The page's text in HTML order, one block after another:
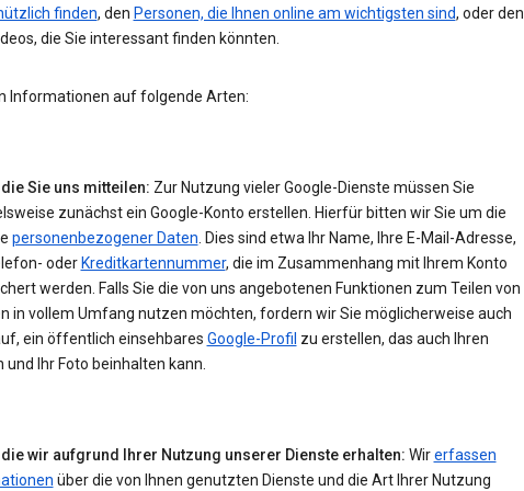
finden, den Personen, die Ihnen online am wichtigsten sind, oder den
die Sie interessant finden könnten.
Informationen auf folgende Arten:
die Sie uns mitteilen: Zur Nutzung vieler Google-Dienste müssen Sie
zunächst ein Google-Konto erstellen. Hierfür bitten wir Sie um die
personenbezogener Daten. Dies sind etwa Ihr Name, Ihre E-Mail-Adresse,
oder Kreditkartennummer, die im Zusammenhang mit Ihrem Konto
werden. Falls Sie die von uns angebotenen Funktionen zum Teilen von
in vollem Umfang nutzen möchten, fordern wir Sie möglicherweise auch
ein öffentlich einsehbares Google-Profil zu erstellen, das auch Ihren
und Ihr Foto beinhalten kann.
die wir aufgrund Ihrer Nutzung unserer Dienste erhalten: Wirerfassen
über die von Ihnen genutzten Dienste und die Art Ihrer Nutzung